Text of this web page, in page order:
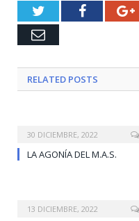
TwitterFacebook
Email
RELATED POSTS
30 DICIEMBRE, 2022
LA AGONÍA DEL M.A.S.
13 DICIEMBRE, 2022